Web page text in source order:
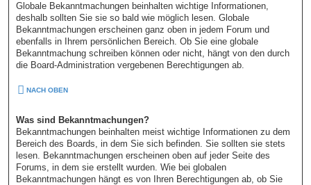
Globale Bekanntmachungen beinhalten wichtige Informationen,
deshalb sollten Sie sie so bald wie möglich lesen. Globale
Bekanntmachungen erscheinen ganz oben in jedem Forum und
ebenfalls in Ihrem persönlichen Bereich. Ob Sie eine globale
Bekanntmachung schreiben können oder nicht, hängt von den durch
die Board-Administration vergebenen Berechtigungen ab.
NACH OBEN
Was sind Bekanntmachungen?
Bekanntmachungen beinhalten meist wichtige Informationen zu dem
Bereich des Boards, in dem Sie sich befinden. Sie sollten sie stets
lesen. Bekanntmachungen erscheinen oben auf jeder Seite des
Forums, in dem sie erstellt wurden. Wie bei globalen
Bekanntmachungen hängt es von Ihren Berechtigungen ab, ob Sie